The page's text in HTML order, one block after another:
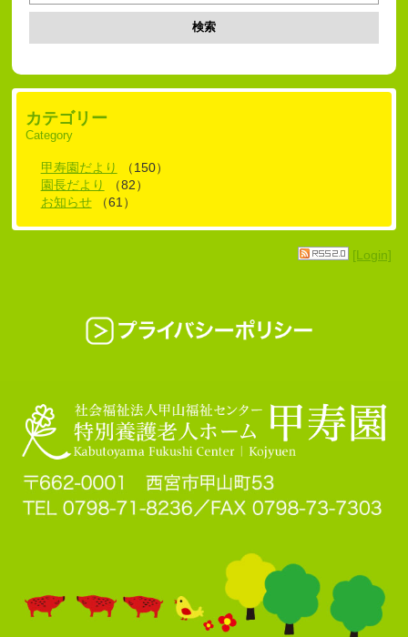
検索
カテゴリー
Category
甲寿園だより
（150）
園長だより
（82）
お知らせ
（61）
[Login]